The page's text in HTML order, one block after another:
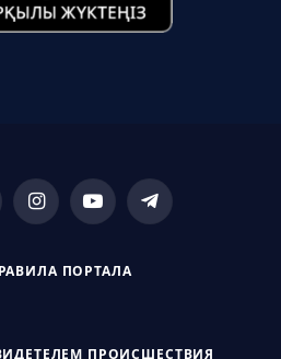
InstagramYouTubeTelegram
ПОРТАЛА
ПРОИСШЕСТВИЯ